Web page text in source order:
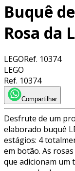
Buquê
Rosa da
LEGORef. 10374
LEGO
Ref. 10374
Compartilhar
Desfrute de um
elaborado buquê
estágios: 4
em botão. As
que adicionam um